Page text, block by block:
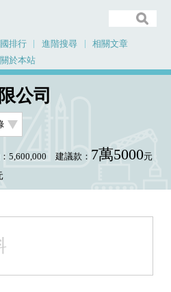
排行 進階搜尋
相關文章
關於本站
公司
5,600,000 建議款： 7萬5000元